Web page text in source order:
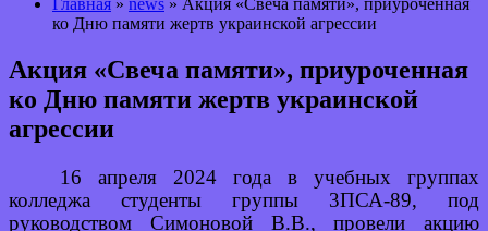
Главная » news » Акция «Свеча памяти», приуроченная
ко Дню памяти жертв украинской агрессии
Акция «Свеча памяти», приуроченная
ко Дню памяти жертв украинской
агрессии
16 апреля 2024 года в учебных группах
колледжа студенты группы 3ПСА-89, под
руководством Симоновой В.В., провели акцию